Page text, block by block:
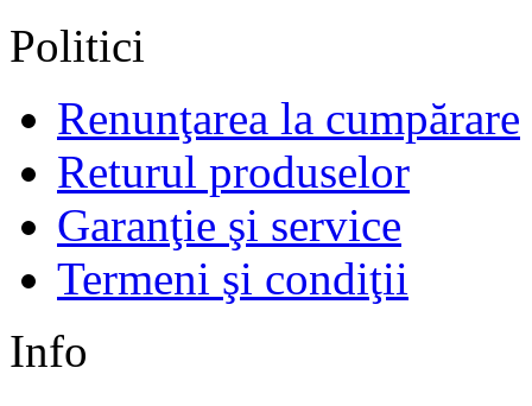
Politici
Renunţarea la cumpărare
Returul produselor
Garanţie şi service
Termeni şi condiţii
Info